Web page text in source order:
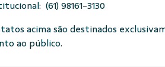
(61) 98161-3130
acima são destinados
ao público.